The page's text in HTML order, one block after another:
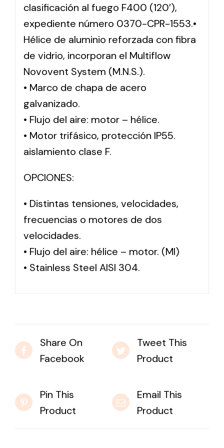
clasificación al fuego F400 (120′),
expediente número 0370-CPR-1553.•
Hélice de aluminio reforzada con fibra
de vidrio, incorporan el Multiflow
Novovent System (M.N.S.).
• Marco de chapa de acero
galvanizado.
• Flujo del aire: motor – hélice.
• Motor trifásico, protección IP55.
aislamiento clase F.
OPCIONES:
• Distintas tensiones, velocidades,
frecuencias o motores de dos
velocidades.
• Flujo del aire: hélice – motor. (MI)
• Stainless Steel AISI 304.
Share On
Facebook
Tweet This
Product
Pin This
Product
Email This
Product